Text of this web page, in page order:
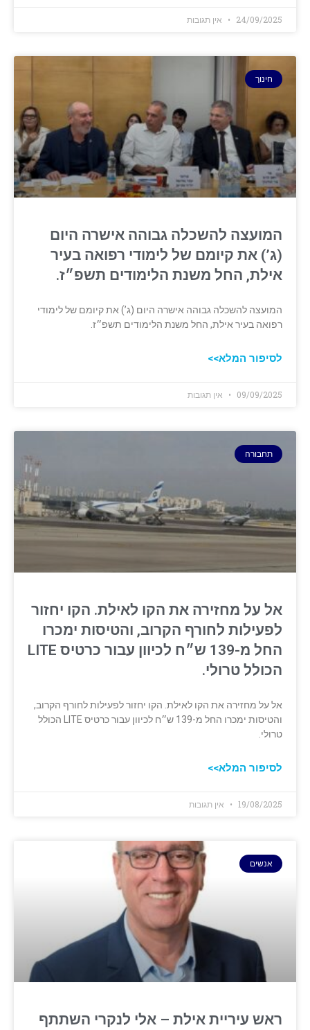
24/09/2025 אין תגובות
חינוך
המועצה להשכלה גבוהה אישרה היום
(ג’) את קיומם של לימודי רפואה בעיר
אילת, החל משנת הלימודים תשפ״ז.
המועצה להשכלה גבוהה אישרה היום (ג’) את קיומם של לימודי
רפואה בעיר אילת, החל משנת הלימודים תשפ״ז.
לסיפור המלא>>
09/09/2025 אין תגובות
תחבורה
אל על מחזירה את הקו לאילת. הקו יחזור
לפעילות לחורף הקרוב, והטיסות ימכרו
החל מ-139 ש״ח לכיוון עבור כרטיס LITE
הכולל טרולי.
אל על מחזירה את הקו לאילת. הקו יחזור לפעילות לחורף הקרוב,
והטיסות ימכרו החל מ-139 ש״ח לכיוון עבור כרטיס LITE הכולל
טרולי.
לסיפור המלא>>
19/08/2025 אין תגובות
אנשים
ראש עיריית אילת – אלי לנקרי השתתף